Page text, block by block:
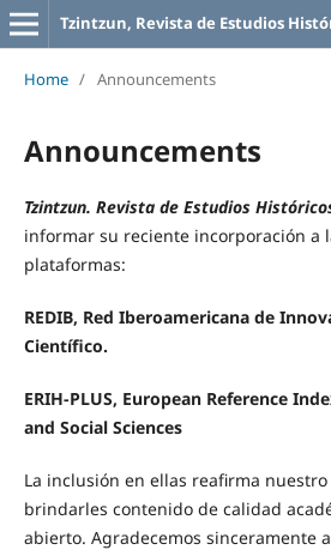
Tzintzun, Revista de Estudios
Home / Announcements
Announcements
Tzintzun. Revista de Estudios
informar su reciente incorporación a
plataformas:
REDIB, Red Iberoamericana de
Científico.
ERIH-PLUS, European Reference
and Social Sciences
La inclusión en ellas reafirma
brindarles contenido de calidad
abierto. Agradecemos sinceramente